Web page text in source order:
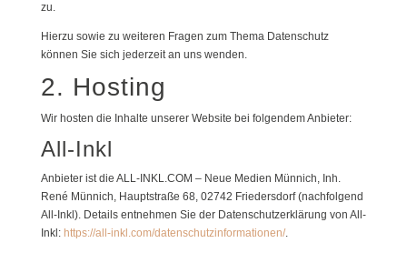
zu.
Hierzu sowie zu weiteren Fragen zum Thema Datenschutz
können Sie sich jederzeit an uns wenden.
2. Hosting
Wir hosten die Inhalte unserer Website bei folgendem Anbieter:
All-Inkl
Anbieter ist die ALL-INKL.COM – Neue Medien Münnich, Inh.
René Münnich, Hauptstraße 68, 02742 Friedersdorf (nachfolgend
All-Inkl). Details entnehmen Sie der Datenschutzerklärung von All-
Inkl: https://all-inkl.com/datenschutzinformationen/.